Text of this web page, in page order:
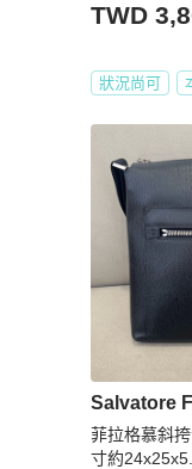
TWD
狀況尚可
Salvatore
菲拉格慕斜
寸約